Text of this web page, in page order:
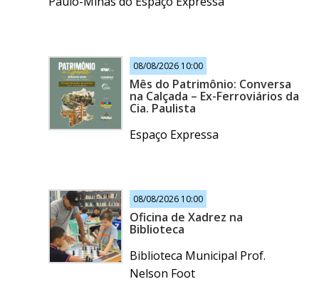
08/08/2026 10:00
Mês do Patrimônio: Conversa
na Calçada – Ex-Ferroviários da
Cia. Paulista
Espaço Expressa
08/08/2026 10:00
Oficina de Xadrez na
Biblioteca
Biblioteca Municipal Prof.
Nelson Foot